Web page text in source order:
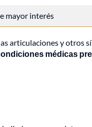
mayor interés
articulaciones y otros
médicas